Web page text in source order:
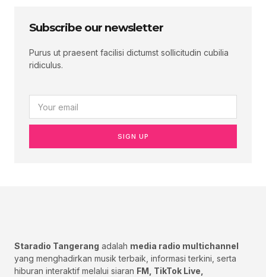
Subscribe our newsletter
Purus ut praesent facilisi dictumst sollicitudin cubilia
ridiculus.
SIGN UP
Staradio Tangerang adalah media radio multichannel
yang menghadirkan musik terbaik, informasi terkini, serta
hiburan interaktif melalui siaran FM, TikTok Live,